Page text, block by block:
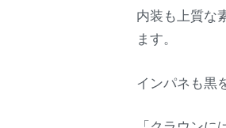
内装も上質な
ます。
インパネも黒